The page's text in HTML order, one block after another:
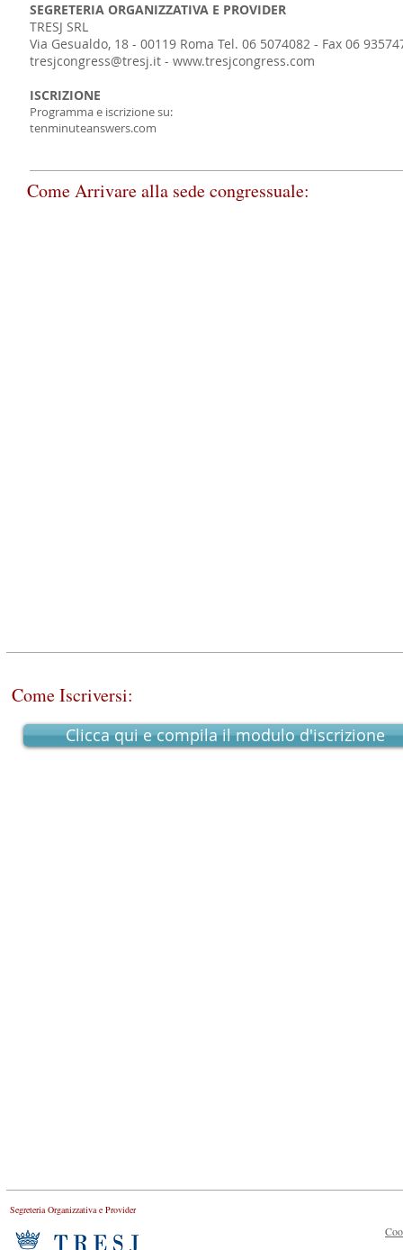
SEGRETERIA ORGANIZZATIVA E PROVIDER
TRESJ SRL
Via Gesualdo, 18 - 00119 Roma Tel. 06 5074082 - Fax 06
tresjcongress@tresj.it - www.tresjcongress.com
ISCRIZIONE
Programma e iscrizione su:
tenminuteanswers.com
Come Arrivare alla sede congressuale:
Come Iscriversi:
Clicca qui e compila il modulo d'iscrizione
Segreteria Organizzativa e Provider